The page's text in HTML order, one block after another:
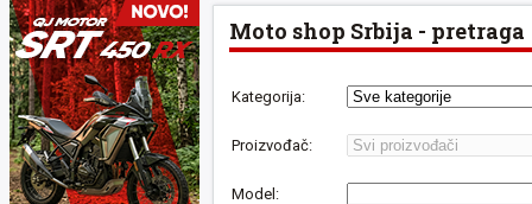
Moto shop Srbija - pretraga
Kategorija:
Proizvođač:
Model: